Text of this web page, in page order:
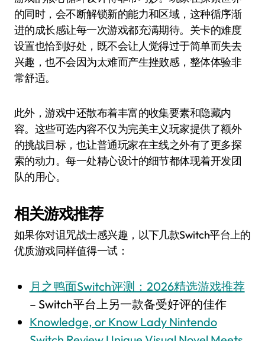
的同时，会不断解锁新的能力和区域，这种循序渐
进的成长感让每一次游戏都充满期待。关卡的难度
设置也恰到好处，既不会让人觉得过于简单而失去
兴趣，也不会因为太难而产生挫败感，整体体验非
常舒适。
此外，游戏中还散布着丰富的收集要素和隐藏内
容。这些可选内容不仅为完美主义玩家提供了额外
的挑战目标，也让普通玩家在主线之外有了更多探
索的动力。每一处精心设计的细节都体现着开发团
队的用心。
相关游戏推荐
如果你对诅咒战士感兴趣，以下几款Switch平台上的
优质游戏同样值得一试：
月之鸭面Switch评测：2026精选游戏推荐
– Switch平台上另一款备受好评的佳作
Knowledge, or Know Lady Nintendo